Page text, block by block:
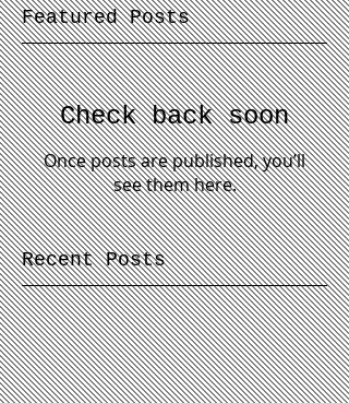
Featured Posts
Check back soon
Once posts are published, you’ll
see them here.
Recent Posts